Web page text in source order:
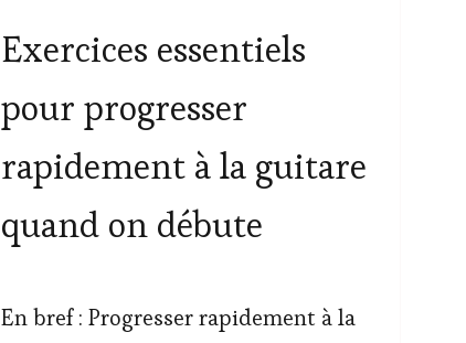
Exercices essentiels
pour progresser
rapidement à la guitare
quand on débute
En bref : Progresser rapidement à la